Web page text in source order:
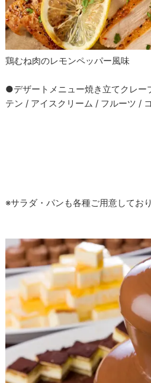
鶏むね肉のレモンペッパー風味
●デザートメニュー焼き立てクレー
テン / アイスクリーム / フルーツ /
※サラダ・パンも各種ご用意しており